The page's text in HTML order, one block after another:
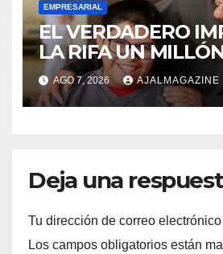
EMPRESARIAL
EL VERDADERO
LA RIFA UN
AMIGOS HOY POR
MAÑANA POR MÍ
AGO 7, 2026 AJALMAGAZINE
Deja una
Tu dirección de correo
Los campos obligatorios están